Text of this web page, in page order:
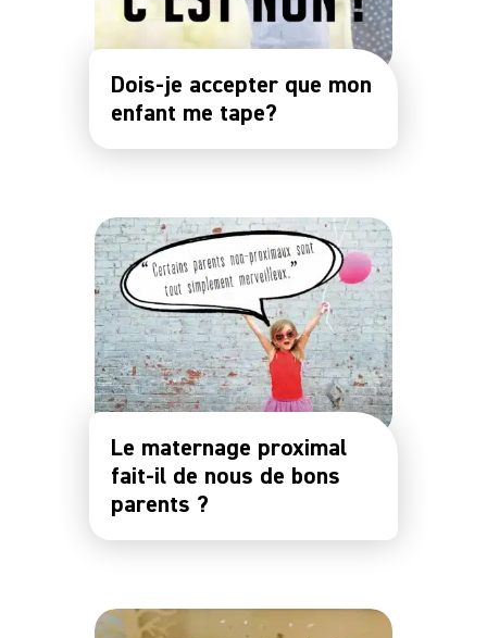
Dois-je accepter que mon
enfant me tape?
Le maternage proximal
fait-il de nous de bons
parents ?